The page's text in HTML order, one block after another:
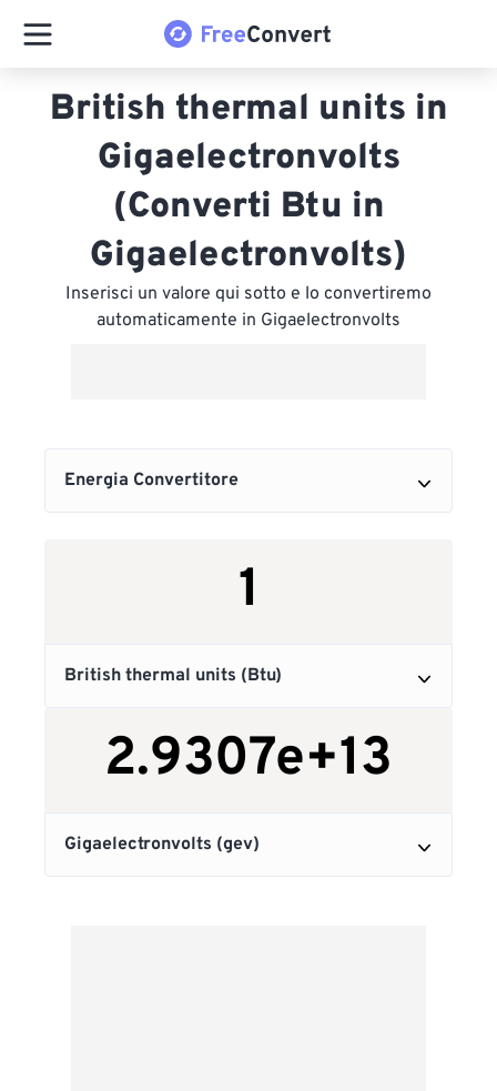
British thermal units in
Gigaelectronvolts
(Converti Btu in
Gigaelectronvolts)
Inserisci un valore qui sotto e lo convertiremo
automaticamente in Gigaelectronvolts